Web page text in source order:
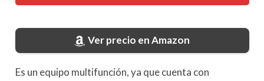
Ver precio en Amazon
Es un equipo multifunción, ya que cuenta con